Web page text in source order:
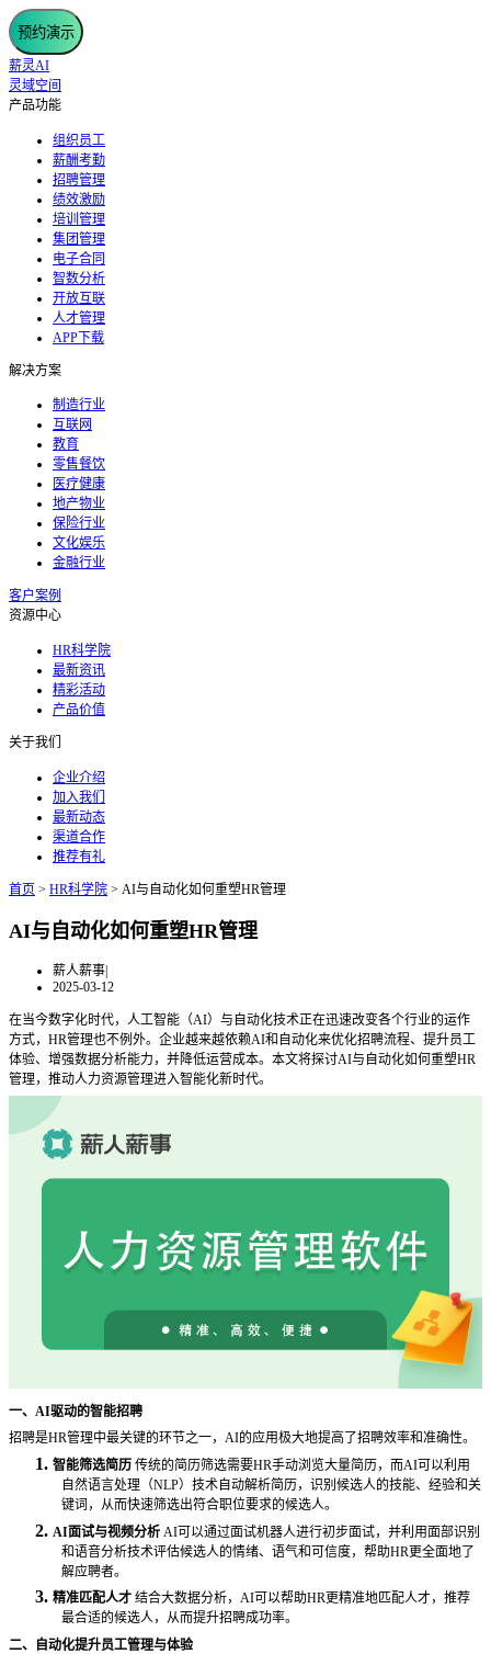
预约演示
薪灵AI
灵域空间
产品功能
组织员工
薪酬考勤
招聘管理
绩效激励
培训管理
集团管理
电子合同
智数分析
开放互联
人才管理
APP下载
解决方案
制造行业
互联网
教育
零售餐饮
医疗健康
地产物业
保险行业
文化娱乐
金融行业
客户案例
资源中心
HR科学院
最新资讯
精彩活动
产品价值
关于我们
企业介绍
加入我们
最新动态
渠道合作
推荐有礼
首页 > HR科学院 > AI与自动化如何重塑HR管理
AI与自动化如何重塑HR管理
薪人薪事|
2025-03-12
在当今数字化时代，人工智能（AI）与自动化技术正在迅速改变各个行业的运作
方式，HR管理也不例外。企业越来越依赖AI和自动化来优化招聘流程、提升员工
体验、增强数据分析能力，并降低运营成本。本文将探讨AI与自动化如何重塑HR
管理，推动人力资源管理进入智能化新时代。
一、 AI驱动的智能招聘
招聘是HR管理中最关键的环节之一，AI的应用极大地提高了招聘效率和准确性。
1. 智能筛选简历 传统的简历筛选需要HR手动浏览大量简历，而AI可以利用
自然语言处理（NLP）技术自动解析简历，识别候选人的技能、经验和关
键词，从而快速筛选出符合职位要求的候选人。
2. AI面试与视频分析 AI可以通过面试机器人进行初步面试，并利用面部识别
和语音分析技术评估候选人的情绪、语气和可信度，帮助HR更全面地了
解应聘者。
3. 精准匹配人才 结合大数据分析， AI可以帮助HR更精准地匹配人才，推荐
最合适的候选人，从而提升招聘成功率。
二、自动化提升员工管理与体验